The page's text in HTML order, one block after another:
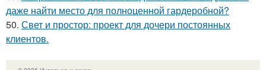
даже найти место для полноценной гардеробной?
50. Свет и простор: проект для дочери постоянных
клиентов.